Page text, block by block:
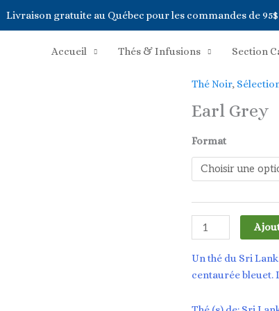
Livraison gratuite au Québec pour les commandes de
Accueil Thés & Infusions Section
Thé Noir,
Earl Grey
Format
quantité
de
Earl
Grey
Un thé du Sri
centaurée bleuet.